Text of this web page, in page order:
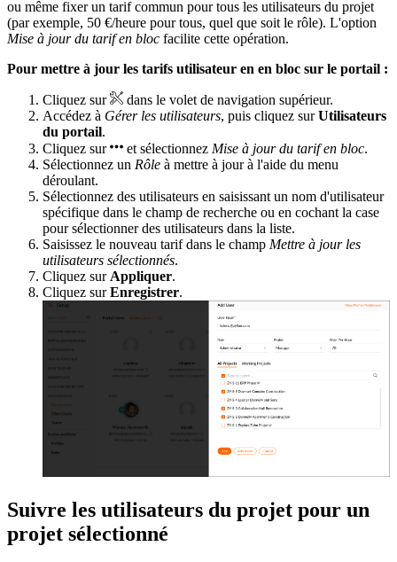
ou même fixer un tarif commun pour tous les utilisateurs du projet
(par exemple, 50 €/heure pour tous, quel que soit le rôle). L'option
Mise à jour du tarif en bloc facilite cette opération.
Pour mettre à jour les tarifs utilisateur en en bloc sur le portail :
Cliquez sur
dans le volet de navigation supérieur.
Accédez à Gérer les utilisateurs, puis cliquez surUtilisateurs
du portail.
Cliquez sur
et sélectionnez Mise à jour du tarif en bloc.
Sélectionnez un Rôle à mettre à jour à l'aide du menu
déroulant.
Sélectionnez des utilisateurs en saisissant un nom d'utilisateur
spécifique dans le champ de recherche ou en cochant la case
pour sélectionner des utilisateurs dans la liste.
Saisissez le nouveau tarif dans le champ Mettre à jour les
utilisateurs sélectionnés.
Cliquez sur Appliquer.
Cliquez surEnregistrer.
Suivre les utilisateurs du projet pour un
projet sélectionné